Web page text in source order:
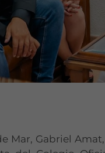
Mar, Gabriel